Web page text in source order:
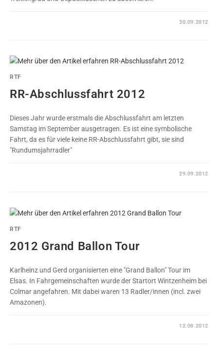
30.09.2012
RTF
RR-Abschlussfahrt 2012
Dieses Jahr wurde erstmals die Abschlussfahrt am letzten
Samstag im September ausgetragen. Es ist eine symbolische
Fahrt, da es für viele keine RR-Abschlussfahrt gibt, sie sind
"Rundumsjahrradler"
29.09.2012
RTF
2012 Grand Ballon Tour
Karlheinz und Gerd organisierten eine "Grand Ballon" Tour im
Elsas. In Fahrgemeinschaften wurde der Startort Wintzenheim bei
Colmar angefahren. Mit dabei waren 13 Radler/innen (incl. zwei
Amazonen).
12.08.2012